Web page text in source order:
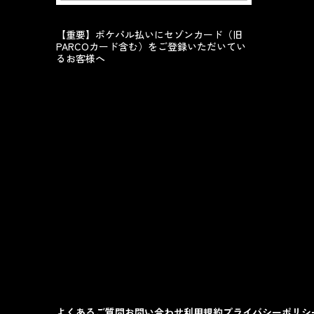
【重要】ポケパル払いにセゾンカード（旧
PARCOカード含む）をご登録いただいてい
るお客様へ